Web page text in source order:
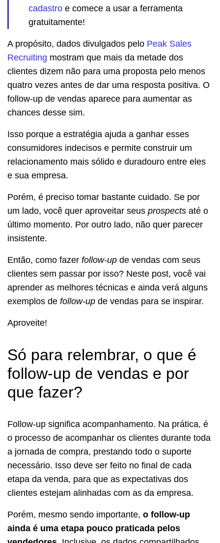
cadastro e comece a usar a ferramenta
gratuitamente!
A propósito, dados divulgados pelo Peak Sales
Recruiting mostram que mais da metade dos
clientes dizem não para uma proposta pelo menos
quatro vezes antes de dar uma resposta positiva. O
follow-up de vendas aparece para aumentar as
chances desse sim.
Isso porque a estratégia ajuda a ganhar esses
consumidores indecisos e permite construir um
relacionamento mais sólido e duradouro entre eles
e sua empresa.
Porém, é preciso tomar bastante cuidado. Se por
um lado, você quer aproveitar seus prospects até o
último momento. Por outro lado, não quer parecer
insistente.
Então, como fazer follow-up de vendas com seus
clientes sem passar por isso? Neste post, você vai
aprender as melhores técnicas e ainda verá alguns
exemplos de follow-up de vendas para se inspirar.
Aproveite!
Só para relembrar, o que é
follow-up de vendas e por
que fazer?
Follow-up significa acompanhamento. Na prática, é
o processo de acompanhar os clientes durante toda
a jornada de compra, prestando todo o suporte
necessário. Isso deve ser feito no final de cada
etapa da venda, para que as expectativas dos
clientes estejam alinhadas com as da empresa.
Porém, mesmo sendo importante, o follow-up
ainda é uma etapa pouco praticada pelos